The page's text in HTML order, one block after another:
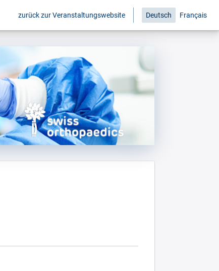
zurück zur Veranstaltungswebsite Deutsch Français